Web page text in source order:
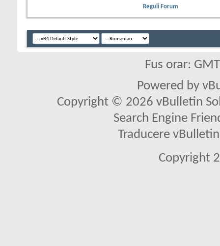
Reguli Forum
Fus orar:
Powered by
Copyright © 2026 vBulletin
Search Engine
Traducere
Copyright